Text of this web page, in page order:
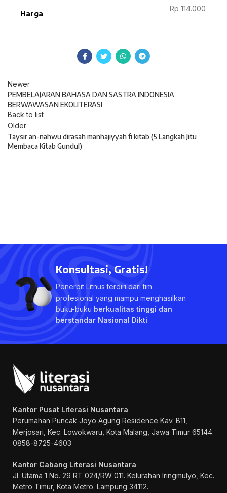
Harga
Rp 114.000
Newer
PEMBELAJARAN BAHASA DAN SASTRA INDONESIA
BERWAWASAN EKOLITERASI
Back to list
Older
Taysir an-nahwu dirasah manhajiyyah fi kitab (5 Langkah Jitu
Membaca Kitab Gundul)
Konsultasi, Gratis!
Penerbit Litnus terdiri dari tim
profesional yang mampu menghasilkan
buku-buku berkualitas tinggi dan
berstandar Nasional Dikti.
Kantor Pusat Literasi Nusantara
Perumahan Puncak Joyo Agung Residence Kav. B11,
Merjosari, Kec. Lowokwaru, Kota Malang, Jawa Timur 65144.
0858-8725-4603
Kantor Cabang Literasi Nusantara
Jl. Utama 1 No. 29 RT 024/RW 011. Kelurahan Iringmulyo, Kec.
Metro Timur, Kota Metro. Lampung 34112.